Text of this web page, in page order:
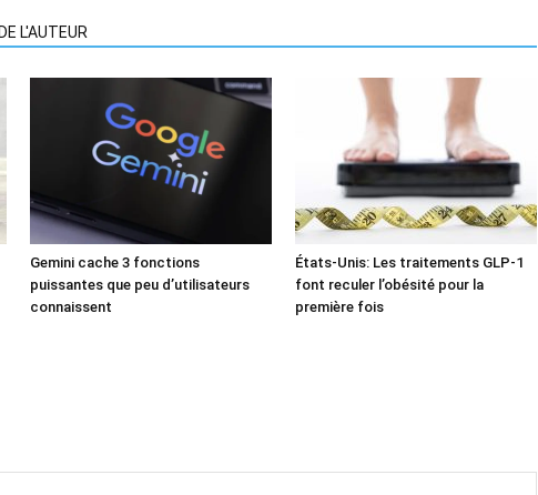
L'AUTEUR
Gemini cache 3 fonctions
puissantes que peu d’utilisateurs
connaissent
États-Unis: Les traitements GLP-1
font reculer l’obésité pour la
première fois